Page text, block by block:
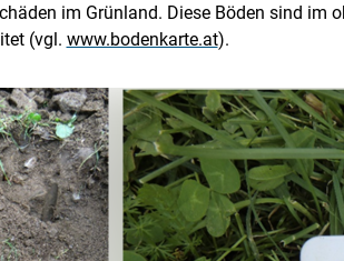
im Grünland. Diese Böden sind im
(vgl. www.bodenkarte.at).